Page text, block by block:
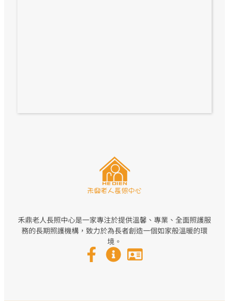
禾鼎老人長照中心是一家專注於提供溫馨、專業、全面照護服
務的長期照護機構，致力於為長者創造一個如家般溫暖的環
境。